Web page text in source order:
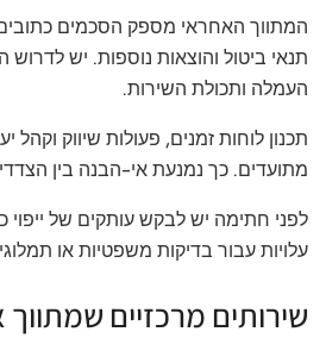
המתווך האחראי מספק הסכמים
תנאי ביטול והוצאות נוספות. יש
העמלה ותכולת השירות.
תכנון לוחות זמנים, פעולות שיווק וקהל
מתועדים. כך נמנעת אי-הבנה בין
לפני חתימה יש לבקש עותקים של ייפוי
עלויות עבור בדיקות משפטיות או
שירותים מרכזיים שמתווך